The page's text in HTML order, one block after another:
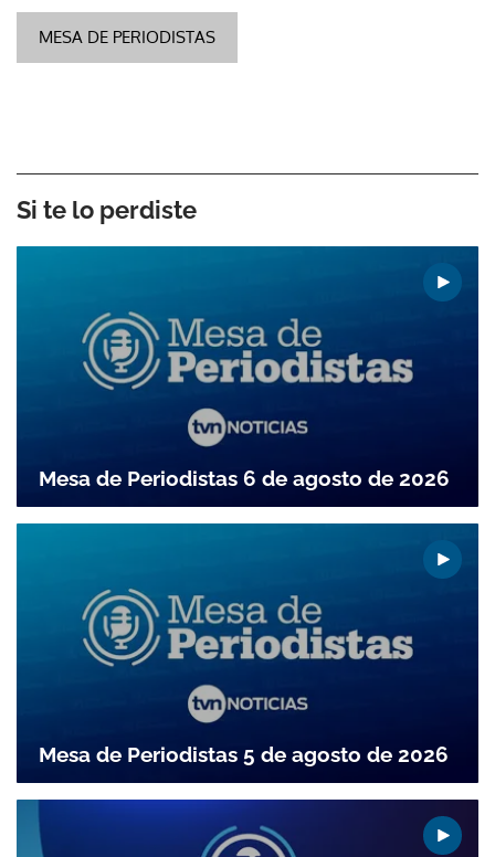
MESA DE PERIODISTAS
Si te lo perdiste
Mesa de Periodistas 6 de agosto de 2026
Mesa de Periodistas 5 de agosto de 2026